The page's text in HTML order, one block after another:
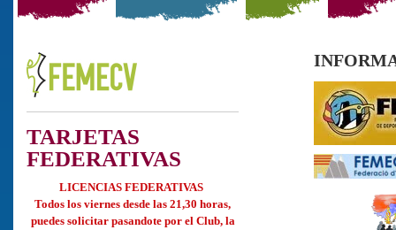
TARJETAS
FEDERATIVAS
LICENCIAS FEDERATIVAS
Todos los viernes desde las 21,30 horas,
puedes solicitar pasandote por el Club, la